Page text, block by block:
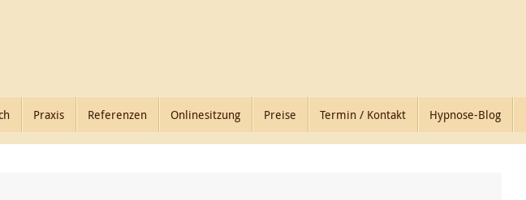
Praxis Referenzen Onlinesitzung Preise Termin / Kontakt Hypnose-Blog